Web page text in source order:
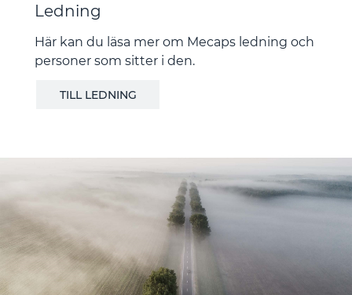
Ledning
Här kan du läsa mer om Mecaps ledning och
personer som sitter i den.
TILL LEDNING